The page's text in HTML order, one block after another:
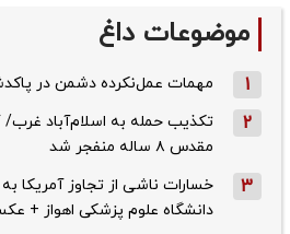
موضوعات داغ
1 مهمات عمل‌نکرده دشمن در
2
تکذیب حمله به اسلام‌آباد غرب/
مقدس ۸ ساله منفجر شد
3
خسارات ناشی از تجاوز آمریکا
دانشگاه علوم پزشکی اهواز +